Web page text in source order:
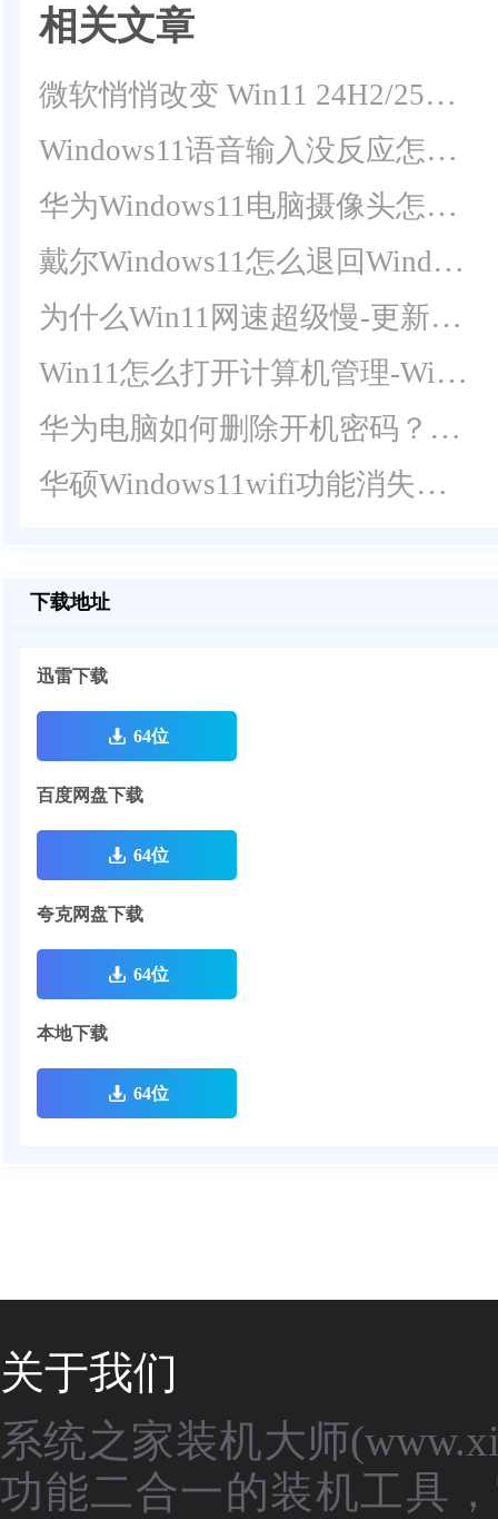
相关文章
微软悄悄改变 Win11 24H2/25H2 音频运行逻辑
Windows11语音输入没反应怎么回事？Win11无法使用语音输入解决方法
华为Windows11电脑摄像头怎么打开？华为笔记本电脑自带摄像头打开方法
戴尔Windows11怎么退回Windows10？
为什么Win11网速超级慢-更新到Win11后网速变慢了怎么解决
Win11怎么打开计算机管理-Win11计算机管理工具在哪里打开的教学
华为电脑如何删除开机密码？华为Windows11电脑删除开机密码教程
华硕Windows11wifi功能消失怎么解决？
下载地址
迅雷下载
64位
百度网盘下载
64位
夸克网盘下载
64位
本地下载
64位
关于我们
系统之家装机大师
功能二合一的装机工具